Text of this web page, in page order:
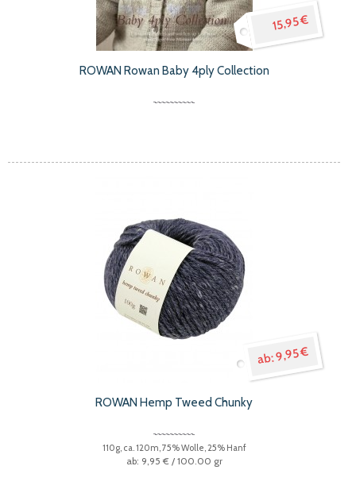
15,95 €
ROWAN Rowan Baby 4ply Collection
9,95 €
ROWAN Hemp Tweed Chunky
110g, ca. 120m, 75% Wolle, 25% Hanf
9,95 € / 100.00 gr